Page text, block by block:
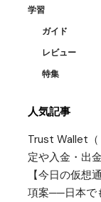
学習
ガイド
レビュー
特集
人気記事
Trust Wallet（
定や入金・出
【今日の仮想
項案──日本で